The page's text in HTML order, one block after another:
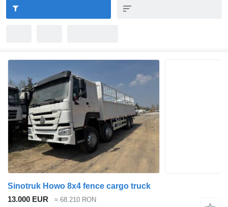
Sinotruk Howo 8x4 fence cargo truck
13.000 EUR
≈ 68.210 RON